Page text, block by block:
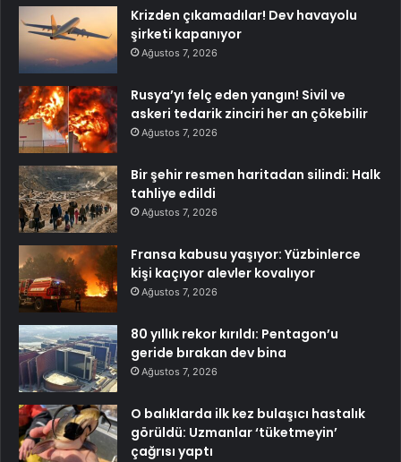
Krizden çıkamadılar! Dev havayolu
şirketi kapanıyor
Ağustos 7, 2026
Rusya’yı felç eden yangın! Sivil ve
askeri tedarik zinciri her an çökebilir
Ağustos 7, 2026
Bir şehir resmen haritadan silindi: Halk
tahliye edildi
Ağustos 7, 2026
Fransa kabusu yaşıyor: Yüzbinlerce
kişi kaçıyor alevler kovalıyor
Ağustos 7, 2026
80 yıllık rekor kırıldı: Pentagon’u
geride bırakan dev bina
Ağustos 7, 2026
O balıklarda ilk kez bulaşıcı hastalık
görüldü: Uzmanlar ‘tüketmeyin’
çağrısı yaptı